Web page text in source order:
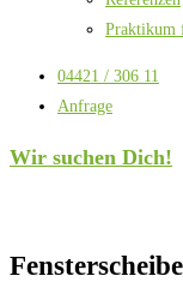
Praktikum
04421 / 306 11
Anfrage
Wir suchen Dich!